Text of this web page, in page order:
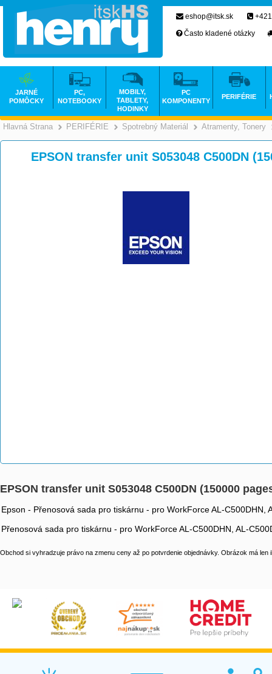
Hlavná Strana >
PERIFÉRIE >
Spotrebný Materiál >
Atramenty, Tonery
EPSON transfer unit S053048 C500DN
EPSON transfer unit S053048 C500DN (150000
Epson - Přenosová sada pro tiskárnu - pro WorkForce AL-C500DHN,
Přenosová sada pro tiskárnu - pro WorkForce AL-C500DHN, AL-
Obchod si vyhradzuje právo na zmenu ceny až po potvrdenie objednávky. Obrázok má len
eshop@itsk.sk
Často kladené otázky
JARNÉ
POMÔCKY
PC,
NOTEBOOKY
MOBILY,
TABLETY,
HODINKY
PC
KOMPONENTY
PERIFÉRIE